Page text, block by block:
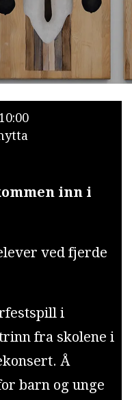
inn i
ved fjerde
i
fra skolene i
Å
barn og unge